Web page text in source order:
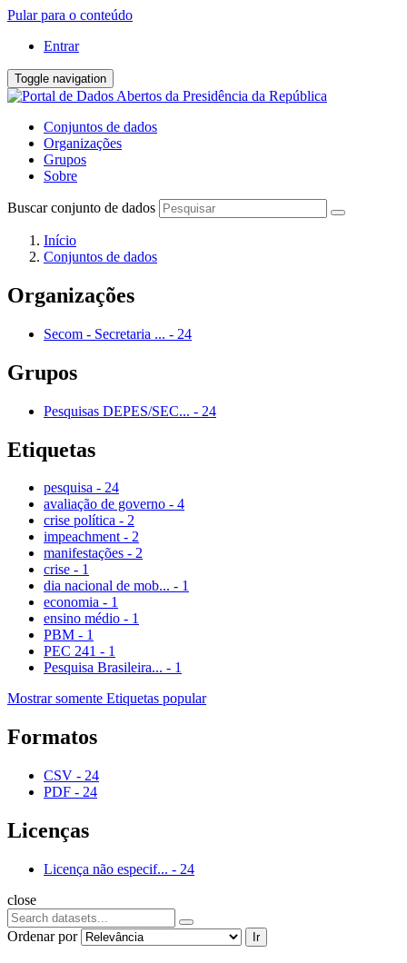
Pular para o conteúdo
Entrar
Toggle navigation
Conjuntos de dados
Organizações
Grupos
Sobre
Buscar conjunto de dados
Início
Conjuntos de dados
Organizações
Secom - Secretaria ... - 24
Grupos
Pesquisas DEPES/SEC... - 24
Etiquetas
pesquisa - 24
avaliação de governo - 4
crise política - 2
impeachment - 2
manifestações - 2
crise - 1
dia nacional de mob... - 1
economia - 1
ensino médio - 1
PBM - 1
PEC 241 - 1
Pesquisa Brasileira... - 1
Mostrar somente Etiquetas popular
Formatos
CSV - 24
PDF - 24
Licenças
Licença não especif... - 24
close
Ordenar por Ir